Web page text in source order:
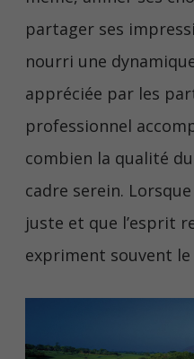
partager ses
nourri une
appréciée par les
professionnel
combien la qualité
cadre serein.
juste et que l’esprit
expriment souvent le